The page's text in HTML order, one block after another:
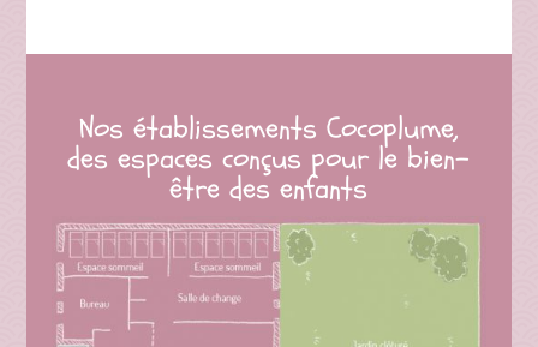
Nos établissements Cocoplume,
des espaces conçus pour le bien-
être des enfants